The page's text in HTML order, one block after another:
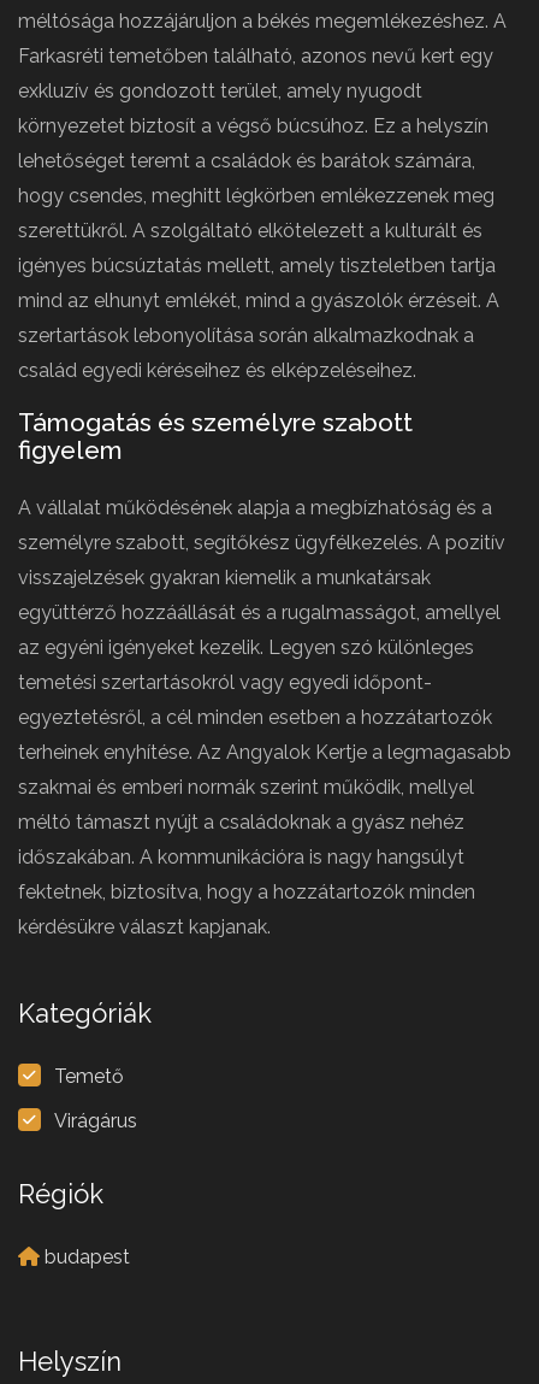
méltósága hozzájáruljon a békés megemlékezéshez. A
Farkasréti temetőben található, azonos nevű kert egy
exkluzív és gondozott terület, amely nyugodt
környezetet biztosít a végső búcsúhoz. Ez a helyszín
lehetőséget teremt a családok és barátok számára,
hogy csendes, meghitt légkörben emlékezzenek meg
szerettükről. A szolgáltató elkötelezett a kulturált és
igényes búcsúztatás mellett, amely tiszteletben tartja
mind az elhunyt emlékét, mind a gyászolók érzéseit. A
szertartások lebonyolítása során alkalmazkodnak a
család egyedi kéréseihez és elképzeléseihez.
Támogatás és személyre szabott
figyelem
A vállalat működésének alapja a megbízhatóság és a
személyre szabott, segítőkész ügyfélkezelés. A pozitív
visszajelzések gyakran kiemelik a munkatársak
együttérző hozzáállását és a rugalmasságot, amellyel
az egyéni igényeket kezelik. Legyen szó különleges
temetési szertartásokról vagy egyedi időpont-
egyeztetésről, a cél minden esetben a hozzátartozók
terheinek enyhítése. Az Angyalok Kertje a legmagasabb
szakmai és emberi normák szerint működik, mellyel
méltó támaszt nyújt a családoknak a gyász nehéz
időszakában. A kommunikációra is nagy hangsúlyt
fektetnek, biztosítva, hogy a hozzátartozók minden
kérdésükre választ kapjanak.
Kategóriák
Temető
Virágárus
Régiók
budapest
Helyszín